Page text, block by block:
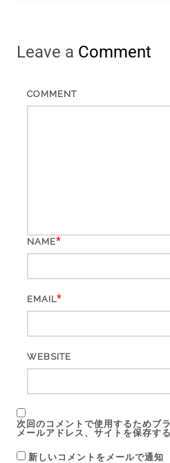
Leave a Comment
COMMENT
NAME*
EMAIL*
WEBSITE
次回のコメントで使用するためブ
メールアドレス、サイトを保存する
新しいコメントをメールで通知